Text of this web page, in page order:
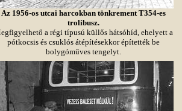
Az 1956-os utcai harcokban tönkrement T354-es
trolibusz.
a régi típusú küllős hátsóhíd, ehelyett a
pótkocsis és csuklós átépítésekkor építették be
bolygóműves tengelyt.